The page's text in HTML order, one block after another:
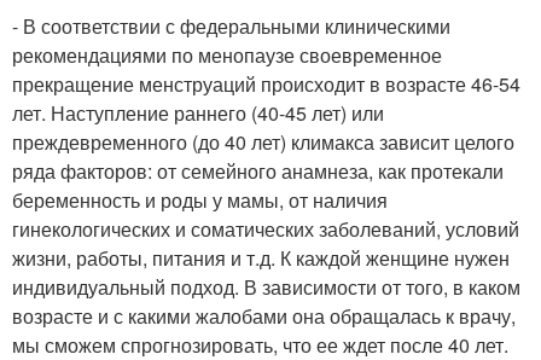
- В соответствии с федеральными клиническими
рекомендациями по менопаузе своевременное
прекращение менструаций происходит в возрасте 46-54
лет. Наступление раннего (40-45 лет) или
преждевременного (до 40 лет) климакса зависит целого
ряда факторов: от семейного анамнеза, как протекали
беременность и роды у мамы, от наличия
гинекологических и соматических заболеваний, условий
жизни, работы, питания и т.д. К каждой женщине нужен
индивидуальный подход. В зависимости от того, в каком
возрасте и с какими жалобами она обращалась к врачу,
мы сможем спрогнозировать, что ее ждет после 40 лет.